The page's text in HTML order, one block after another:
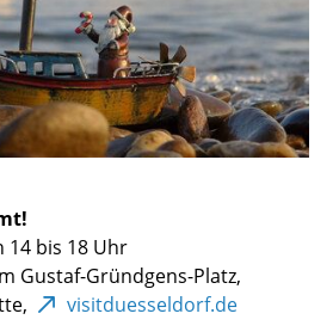
14 bis 18 Uhr
Gustaf-Gründgens-Platz,
visitduesseldorf.de